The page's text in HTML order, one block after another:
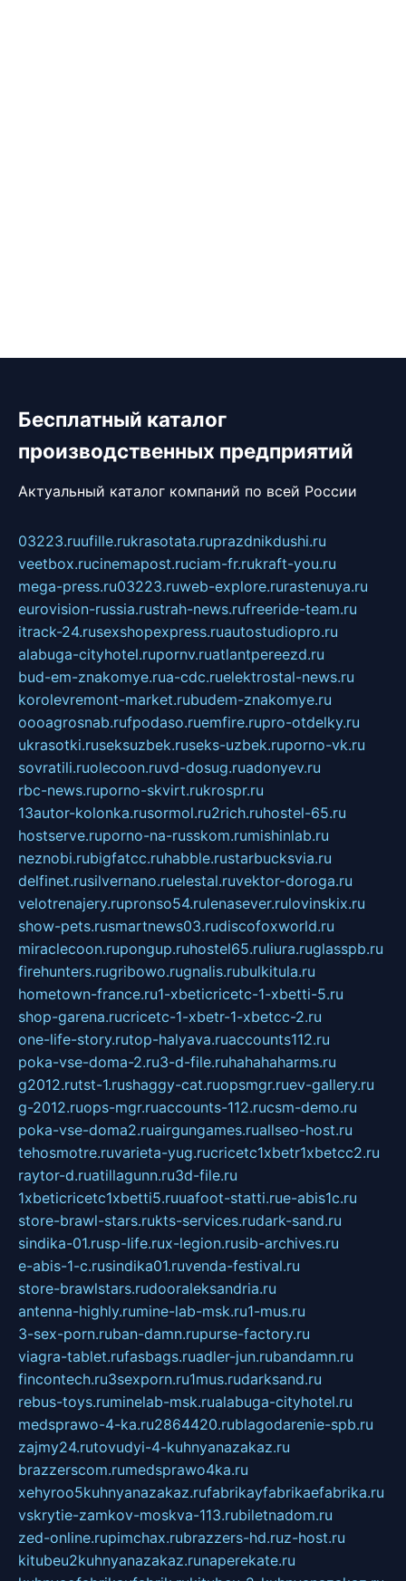
Бесплатный каталог
производственных предприятий
Актуальный каталог компаний по всей России
03223.ruufille.rukrasotata.ruprazdnikdushi.ru
veetbox.rucinemapost.ruciam-fr.rukraft-you.ru
mega-press.ru03223.ruweb-explore.rurastenuya.ru
eurovision-russia.rustrah-news.rufreeride-team.ru
itrack-24.rusexshopexpress.ruautostudiopro.ru
alabuga-cityhotel.rupornv.ruatlantpereezd.ru
bud-em-znakomye.rua-cdc.ruelektrostal-news.ru
korolevremont-market.rubudem-znakomye.ru
oooagrosnab.rufpodaso.ruemfire.rupro-otdelky.ru
ukrasotki.ruseksuzbek.ruseks-uzbek.ruporno-vk.ru
sovratili.ruolecoon.ruvd-dosug.ruadonyev.ru
rbc-news.ruporno-skvirt.rukrospr.ru
13autor-kolonka.rusormol.ru2rich.ruhostel-65.ru
hostserve.ruporno-na-russkom.rumishinlab.ru
neznobi.rubigfatcc.ruhabble.rustarbucksvia.ru
delfinet.rusilvernano.ruelestal.ruvektor-doroga.ru
velotrenajery.rupronso54.rulenasever.rulovinskix.ru
show-pets.rusmartnews03.rudiscofoxworld.ru
miraclecoon.rupongup.ruhostel65.ruliura.ruglasspb.ru
firehunters.rugribowo.rugnalis.rubulkitula.ru
hometown-france.ru1-xbeticricetc-1-xbetti-5.ru
shop-garena.rucricetc-1-xbetr-1-xbetcc-2.ru
one-life-story.rutop-halyava.ruaccounts112.ru
poka-vse-doma-2.ru3-d-file.ruhahahaharms.ru
g2012.rutst-1.rushaggy-cat.ruopsmgr.ruev-gallery.ru
g-2012.ruops-mgr.ruaccounts-112.rucsm-demo.ru
poka-vse-doma2.ruairgungames.ruallseo-host.ru
tehosmotre.ruvarieta-yug.rucricetc1xbetr1xbetcc2.ru
raytor-d.ruatillagunn.ru3d-file.ru
1xbeticricetc1xbetti5.ruuafoot-statti.rue-abis1c.ru
store-brawl-stars.rukts-services.rudark-sand.ru
sindika-01.rusp-life.rux-legion.rusib-archives.ru
e-abis-1-c.rusindika01.ruvenda-festival.ru
store-brawlstars.rudooraleksandria.ru
antenna-highly.rumine-lab-msk.ru1-mus.ru
3-sex-porn.ruban-damn.rupurse-factory.ru
viagra-tablet.rufasbags.ruadler-jun.rubandamn.ru
fincontech.ru3sexporn.ru1mus.rudarksand.ru
rebus-toys.ruminelab-msk.rualabuga-cityhotel.ru
medsprawo-4-ka.ru2864420.rublagodarenie-spb.ru
zajmy24.rutovudyi-4-kuhnyanazakaz.ru
brazzerscom.rumedsprawo4ka.ru
xehyroo5kuhnyanazakaz.rufabrikayfabrikaefabrika.ru
vskrytie-zamkov-moskva-113.rubiletnadom.ru
zed-online.rupimchax.rubrazzers-hd.ruz-host.ru
kitubeu2kuhnyanazakaz.runaperekate.ru